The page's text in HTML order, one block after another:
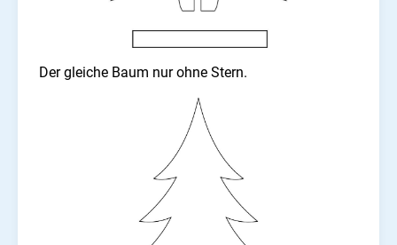
Der gleiche Baum nur ohne Stern.